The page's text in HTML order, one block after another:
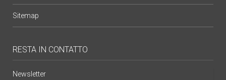
Sitemap
RESTA IN CONTATTO
Newsletter